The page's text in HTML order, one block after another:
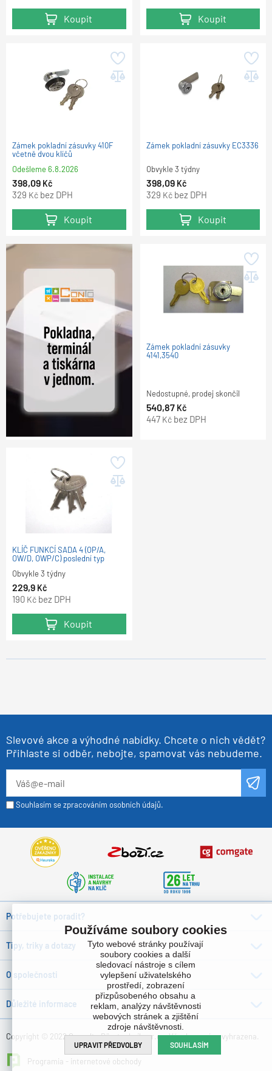
Koupit Koupit
Zámek pokladní zásuvky 410F
včetně dvou klíčů
Odešleme6.8.2026
398,09 Kč
329 Kč bez DPH
Koupit
Zámek pokladní zásuvky EC3336
Obvykle 3 týdny
398,09 Kč
329 Kč bez DPH
Koupit
Zámek pokladní zásuvky
4141,3540
Nedostupné, prodej skončil
540,87 Kč
447 Kč bez DPH
KLÍČ FUNKCÍ SADA 4 (OP/A,
OW/D, OWP/C) poslední typ
Obvykle 3 týdny
229,9 Kč
190 Kč bez DPH
Koupit
Slevové akce a výhodné nabídky. Chcete o nich vědět?
Přihlaste si odběr, nebojte, spamovat vás nebudeme.
Souhlasím se zpracováním osobních údajů.
Potřebujete poradit?
Tipy, triky a dotazy
O společnosti
Důležité informace
Copyright © 2022 Consulta Bürotechnik s.r.o. , Všechna práva vyhrazena.
Programia - internetové obchody
Používáme soubory cookies
Tyto webové stránky používají
soubory cookies a další
sledovací nástroje s cílem
vylepšení uživatelského
prostředí, zobrazení
přizpůsobeného obsahu a
reklam, analýzy návštěvnosti
webových stránek a zjištění
zdroje návštěvnosti.
UPRAVIT PŘEDVOLBY SOUHLASÍM